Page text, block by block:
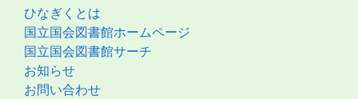
ひなぎくとは
国立国会図書館ホームページ
国立国会図書館サーチ
お知らせ
お問い合わせ